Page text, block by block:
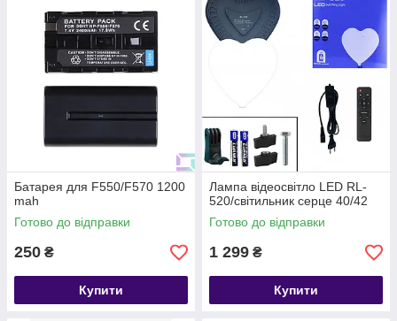
Батарея для F550/F570 1200
mah
Готово до відправки
250 ₴
Купити
Лампа відеосвітло LED RL-
520/світильник серце 40/42
Готово до відправки
1 299 ₴
Купити